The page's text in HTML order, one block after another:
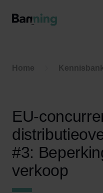
Home
EU-
#3:
verkoop